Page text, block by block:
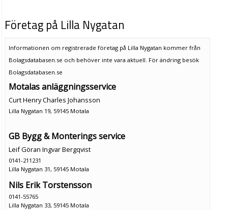
Företag på Lilla Nygatan
Informationen om registrerade företag på Lilla Nygatan kommer från
Bolagsdatabasen.se och behöver inte vara aktuell. För ändring besök
Bolagsdatabasen.se
Motalas anläggningsservice
Curt Henry Charles Johansson
Lilla Nygatan 19, 59145 Motala
GB Bygg & Monterings service
Leif Göran Ingvar Bergqvist
0141-211231
Lilla Nygatan 31, 59145 Motala
Nils Erik Torstensson
0141-55765
Lilla Nygatan 33, 59145 Motala